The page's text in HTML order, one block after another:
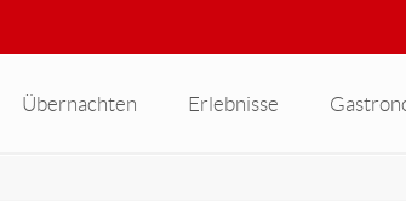
Übernachten Erlebnisse